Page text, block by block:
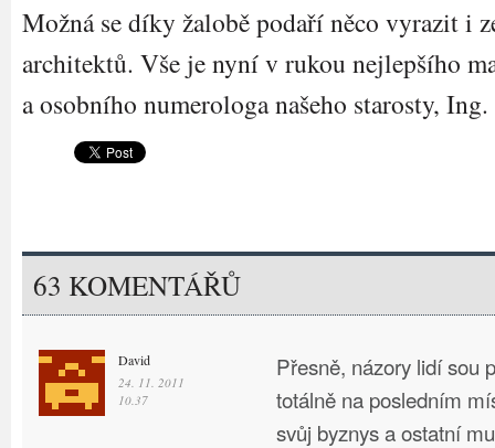
Možná se díky žalobě podaří něco vyrazit i
architektů. Vše je nyní v rukou nejlepšího
a osobního numerologa našeho starosty,
63 KOMENTÁŘŮ
David
24. 11. 2011
10.37
Přesně, názory lidí sou
totálně na posledním
svůj byznys a ostatní